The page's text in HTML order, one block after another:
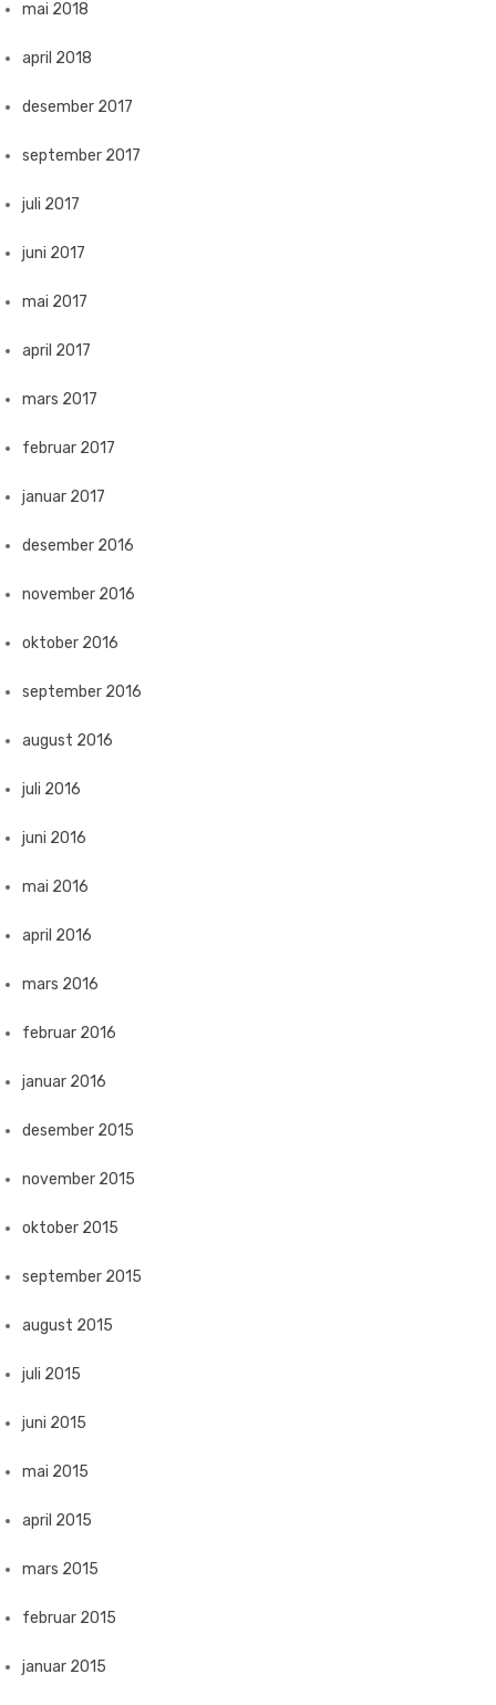
mai 2018
april 2018
desember 2017
september 2017
juli 2017
juni 2017
mai 2017
april 2017
mars 2017
februar 2017
januar 2017
desember 2016
november 2016
oktober 2016
september 2016
august 2016
juli 2016
juni 2016
mai 2016
april 2016
mars 2016
februar 2016
januar 2016
desember 2015
november 2015
oktober 2015
september 2015
august 2015
juli 2015
juni 2015
mai 2015
april 2015
mars 2015
februar 2015
januar 2015